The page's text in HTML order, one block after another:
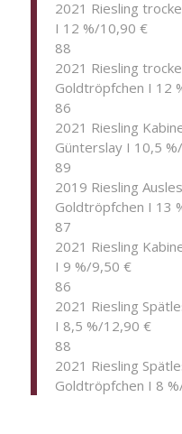
2021 Riesling
I 12 %/10,90 €
88
2021 Riesling
Goldtröpfchen I 12
86
2021 Riesling
Günterslay I 10,5
89
2019 Riesling
Goldtröpfchen I 13
87
2021 Riesling
I 9 %/9,50 €
86
2021 Riesling
I 8,5 %/12,90 €
88
2021 Riesling
Goldtröpfchen I 8